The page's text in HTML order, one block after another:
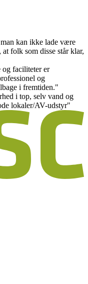
kan ikke lade være
folk som disse står klar,
faciliteter er
og
i fremtiden."
i top, selv vand og
lokaler/AV-udstyr"